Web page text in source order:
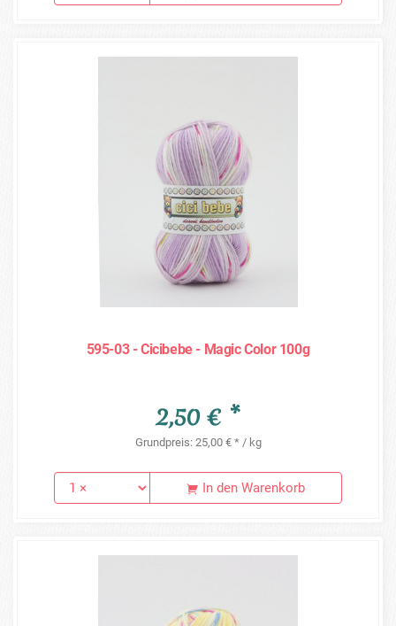
595-03 - Cicibebe - Magic Color 100g
2,50 € *
Grundpreis: 25,00 € * / kg
In den Warenkorb